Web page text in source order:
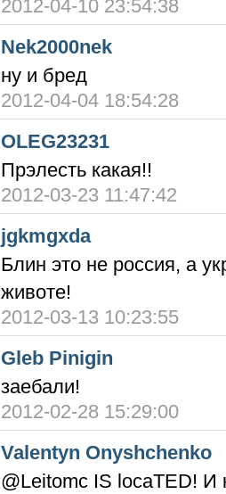
2012-04-10 23:54:38
Nek2000nek
ну и бред
2012-04-04 18:54:28
OLEG23231
Прэлесть какая!!
2012-03-23 11:47:42
jgkmgxda
Блин это не россия, а
животе!
2012-03-13 10:23:55
Gleb Pinigin
заебали!
2012-02-28 15:29:00
Valentyn Onyshchenko
@Leitomc IS locaTED! И